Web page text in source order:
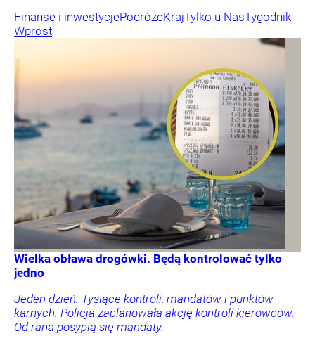
Finanse i inwestycjePodróżeKrajTylko u NasTygodnik
Wprost
Wielka obława drogówki. Będą kontrolować tylko
jedno
Jeden dzień. Tysiące kontroli, mandatów i punktów
karnych. Policja zaplanowała akcję kontroli kierowców.
Od rana posypią się mandaty.